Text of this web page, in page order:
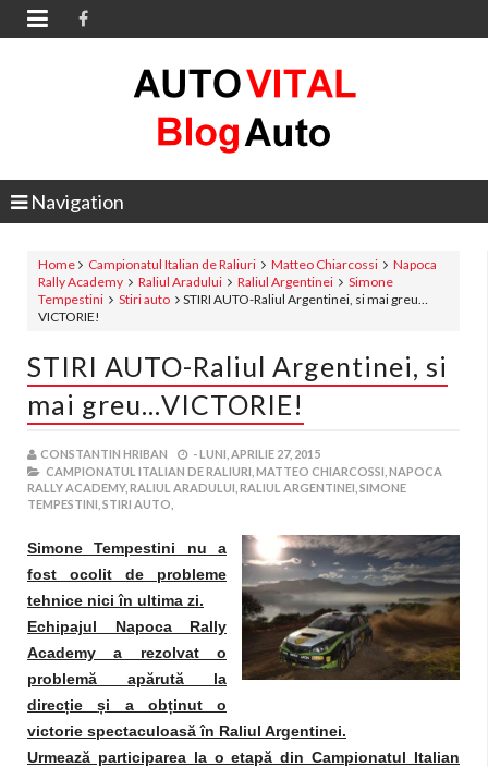

Navigation
Home Campionatul Italian de Raliuri Matteo Chiarcossi
Napoca
Rally Academy
Raliul Aradului Raliul Argentinei
Simone
Tempestini
Stiri auto
STIRI AUTO-Raliul Argentinei, si mai greu…
VICTORIE!
STIRI AUTO-Raliul Argentinei, si
mai greu…VICTORIE!
CONSTANTIN HRIBAN -LUNI, APRILIE 27, 2015
CAMPIONATUL ITALIAN DE RALIURI, MATTEO CHIARCOSSI, NAPOCA
RALLY ACADEMY, RALIUL ARADULUI, RALIUL ARGENTINEI, SIMONE
TEMPESTINI, STIRI AUTO,
Simone Tempestini nu a
fost ocolit de probleme
tehnice nici în ultima zi.
Echipajul Napoca Rally
Academy a rezolvat o
problemă apărută la
direcțieși a obținut o
victorie spectaculoasă în Raliul Argentinei.
Urmează participarea la o etapă din Campionatul Italian